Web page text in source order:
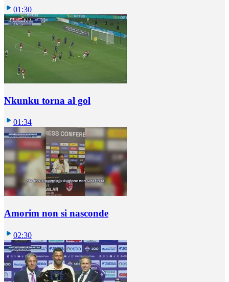
01:30
Nkunku torna al gol
01:34
Amorim non si nasconde
02:30